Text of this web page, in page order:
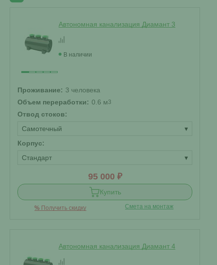
Автономная канализация Диамант 3
В наличии
Проживание: 3 человека
Объем переработки: 0.6 м3
Отвод стоков:
Самотечный
▾
Корпус:
Стандарт
▾
95 000 ₽
Купить
% Получить скидку Смета на монтаж
Автономная канализация Диамант 4